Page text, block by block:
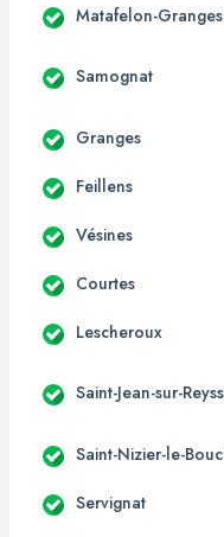
Matafelon-Granges
Samognat
Granges
Feillens
Vésines
Courtes
Lescheroux
Saint-Jean-sur-
Saint-Nizier-le-
Servignat